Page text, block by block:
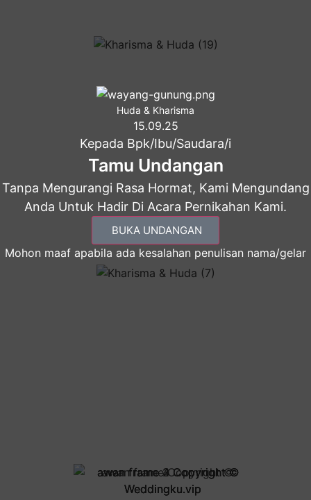
Huda & Kharisma
15.09.25
Kepada Bpk/Ibu/Saudara/i
Tamu Undangan
Tanpa Mengurangi Rasa Hormat, Kami Mengundang
Anda Untuk Hadir Di Acara Pernikahan Kami.
BUKA UNDANGAN
Mohon maaf apabila ada kesalahan penulisan nama/gelar